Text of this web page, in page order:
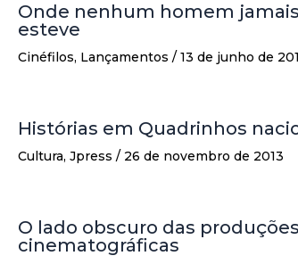
Onde nenhum homem jamais
esteve
Cinéfilos, Lançamentos / 13 de junho de
Histórias em Quadrinhos
Cultura, Jpress / 26 de novembro de 2013
O lado obscuro das produções
cinematográficas